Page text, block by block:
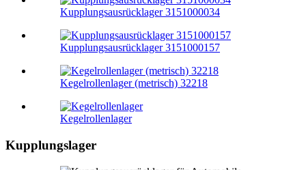
Kupplungsausrücklager 3151000034
Kupplungsausrücklager 3151000157
Kegelrollenlager (metrisch) 32218
Kegelrollenlager
Kupplungslager